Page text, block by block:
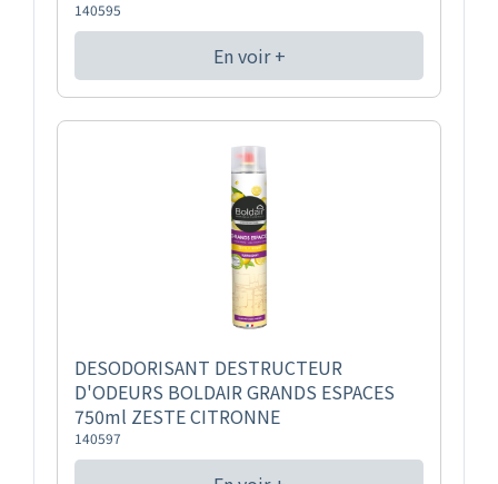
140595
En voir +
DESODORISANT DESTRUCTEUR
D'ODEURS BOLDAIR GRANDS ESPACES
750ml ZESTE CITRONNE
140597